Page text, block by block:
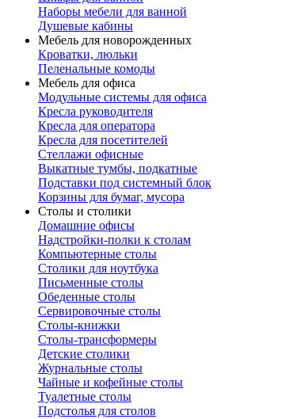
Наборы мебели для ванной
Душевые кабины
Мебель для новорожденных
Кроватки, люльки
Пеленальные комоды
Мебель для офиса
Модульные системы для офиса
Кресла руководителя
Кресла для оператора
Кресла для посетителей
Стеллажи офисные
Выкатные тумбы, подкатные
Подставки под системный блок
Корзины для бумаг, мусора
Столы и столики
Домашние офисы
Надстройки-полки к столам
Компьютерные столы
Столики для ноутбука
Письменные столы
Обеденные столы
Сервировочные столы
Столы-книжки
Столы-трансформеры
Детские столики
Журнальные столы
Чайные и кофейные столы
Туалетные столы
Подстолья для столов